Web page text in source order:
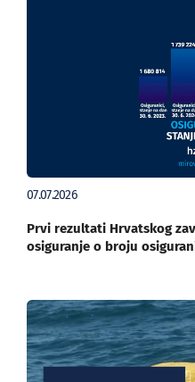
07.07.2026
Prvi rezultati Hrvatskog
osiguranje o broju